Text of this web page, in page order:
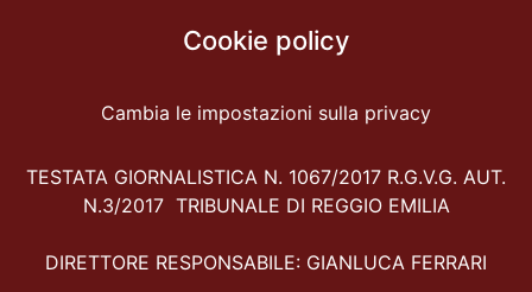
Cookie policy
Cambia le impostazioni sulla privacy
TESTATA GIORNALISTICA N. 1067/2017 R.G.V.G. AUT.
N.3/2017 TRIBUNALE DI REGGIO EMILIA
DIRETTORE RESPONSABILE: GIANLUCA FERRARI